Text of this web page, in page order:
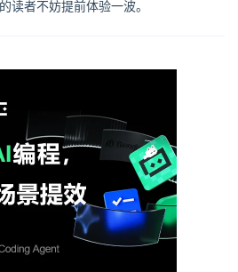
读者不妨提前体验一波。